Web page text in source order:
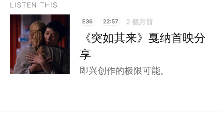
LISTEN THIS
E36 22:57 2 個月前
《突如其来》戛纳首映分
享
即兴创作的极限可能。